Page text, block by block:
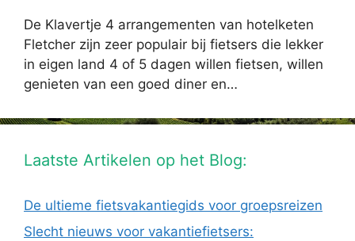
De Klavertje 4 arrangementen van hotelketen
Fletcher zijn zeer populair bij fietsers die lekker
in eigen land 4 of 5 dagen willen fietsen, willen
genieten van een goed diner en…
Laatste Artikelen op het Blog:
De ultieme fietsvakantiegids voor groepsreizen
Slecht nieuws voor vakantiefietsers: